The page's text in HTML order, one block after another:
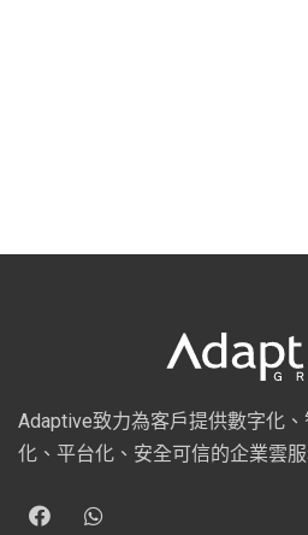
Adaptive致力為客戶提供數字化
化、平台化、安全可信的企業雲